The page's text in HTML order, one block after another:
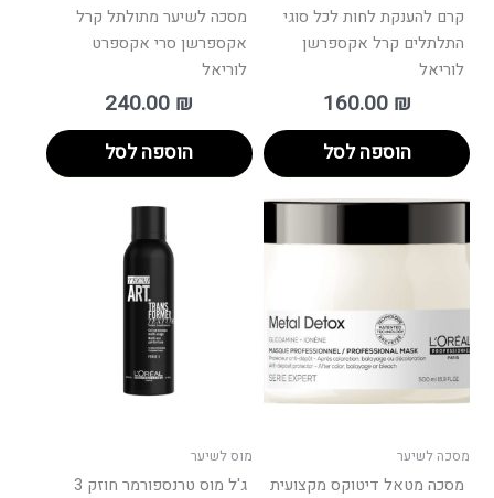
קרם להענקת לחות לכל סוגי
התלתלים קרל אקספרשן
לוריאל
160.00 ₪
הוספה לסל
מסכה לשיער מתולתל קרל
אקספרשן סרי אקספרט
לוריאל
240.00 ₪
הוספה לסל
מסכה לשיער
מסכה מטאל דיטוקס מקצועית
מוס לשיער
ג'ל מוס טרנספורמר חוזק 3